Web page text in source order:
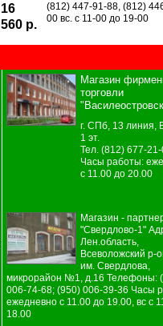
16
560 р.
(812) 447-91-88, (812)
00 вс. с 11-00 до 19-00
Магазин
торговли
г. СПб, 13 линия,
1 эт.
Тел. (812) 677-
Часы работы:
с 11.00 до 20.00
Магазин -
"Свердлово-1"
Лен.область,
Всеволожский р-
им. Свердлова,
микрорайон №1, д.16 Телефоны:
006-74-68; (950) 006-39-36 Часы
ежедневно с 11.00 до 19.00, вс с
18.00